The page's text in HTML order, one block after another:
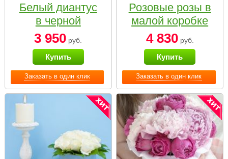
Заказать в один клик
Белый диантус
в черной
коробке Small
3 950 руб.
Купить
Заказать в один клик
Розовые розы в
малой коробке
4 830руб.
Купить